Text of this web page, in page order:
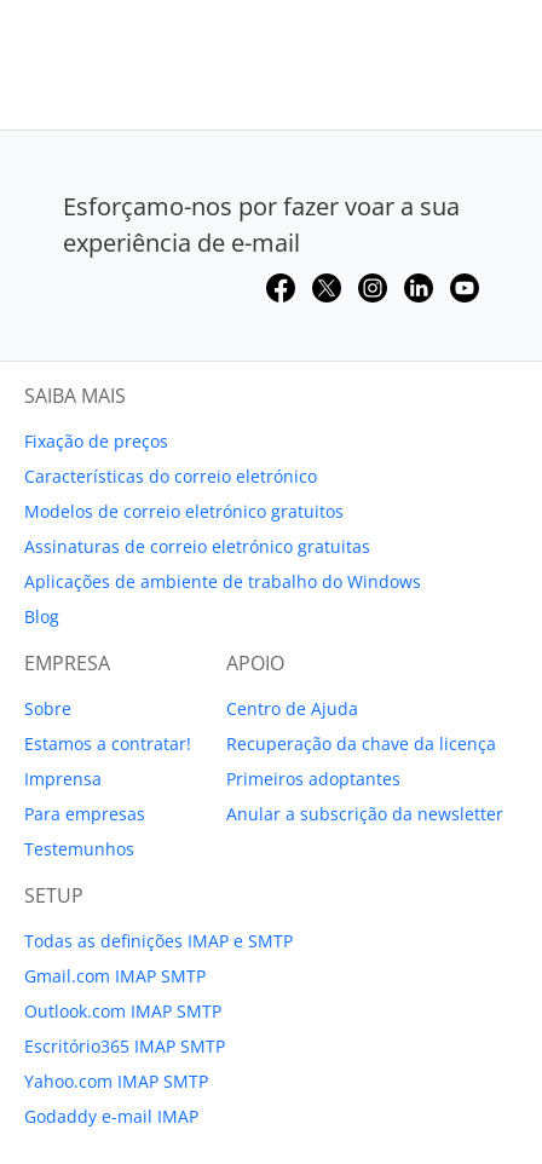
Esforçamo-nos por fazer voar a sua
experiência de e-mail
SAIBA MAIS
Fixação de preços
Características do correio eletrónico
Modelos de correio eletrónico gratuitos
Assinaturas de correio eletrónico gratuitas
Aplicações de ambiente de trabalho do Windows
Blog
EMPRESA
Sobre
Estamos a contratar!
Imprensa
Para empresas
Testemunhos
APOIO
Centro de Ajuda
Recuperação da chave da licença
Primeiros adoptantes
Anular a subscrição da newsletter
SETUP
Todas as definições IMAP e SMTP
Gmail.com IMAP SMTP
Outlook.com IMAP SMTP
Escritório365 IMAP SMTP
Yahoo.com IMAP SMTP
Godaddy e-mail IMAP